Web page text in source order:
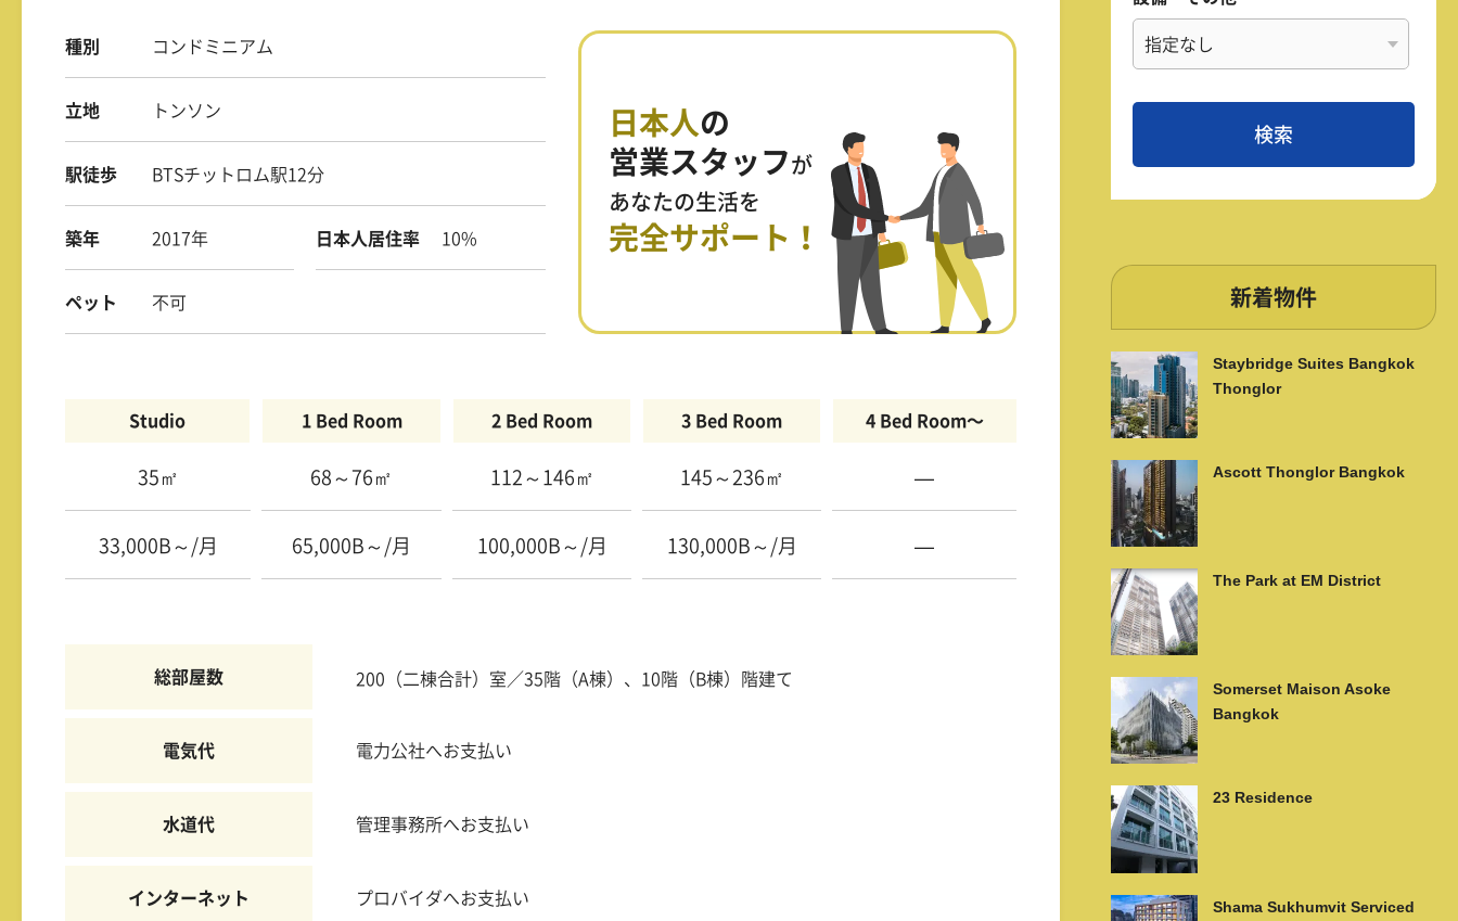
種別 コンドミニアム
立地 トンソン
駅徒歩 BTSチットロム駅12分
築年 2017年 日本人居住率 10%
ペット 不可
日本人 の
営業スタッフ が
あなたの生活を
完全サポート！
Studio 1 Bed Room 2 Bed Room 3 Bed Room 4 Bed Room〜
35㎡ 68～76㎡ 112～146㎡ 145～236㎡ —
33,000B～/月 65,000B～/月 100,000B～/月 130,000B～/月 —
総部屋数 200（二棟合計）室／35階（A棟）、10階（B棟）階建て
電気代 電力公社へお支払い
水道代 管理事務所へお支払い
インターネット プロバイダへお支払い
新着物件
Staybridge Suites Bangkok
Thonglor
Ascott Thonglor Bangkok
The Park at EM District
Somerset Maison Asoke
Bangkok
23 Residence
Shama Sukhumvit Serviced